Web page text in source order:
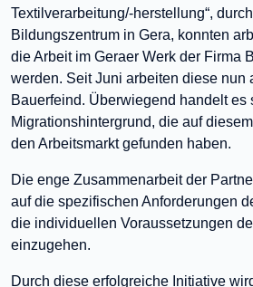
Textilverarbeitung/-herstellung“,
Bildungszentrum in Gera, konnten
die Arbeit im Geraer Werk der Firma
werden. Seit Juni arbeiten diese nun
Bauerfeind. Überwiegend handelt es
Migrationshintergrund, die auf
den Arbeitsmarkt gefunden haben.
Die enge Zusammenarbeit der
auf die spezifischen Anforderungen
die individuellen Voraussetzungen
einzugehen.
Durch diese erfolgreiche Initiative